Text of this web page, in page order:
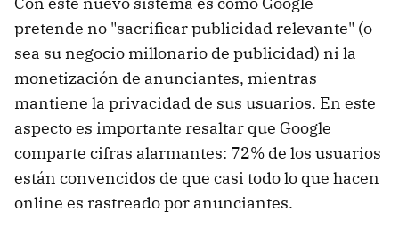
pretende no "sacrificar publicidad relevante" (o
sea su negocio millonario de publicidad) ni la
monetización de anunciantes, mientras
mantiene la privacidad de sus usuarios. En este
aspecto es importante resaltar que Google
comparte cifras alarmantes: 72% de los usuarios
están convencidos de que casi todo lo que hacen
online es rastreado por anunciantes.